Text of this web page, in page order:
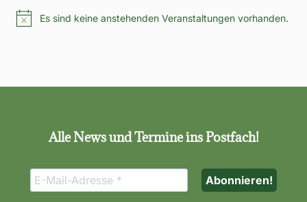
HinweisEs sind keine anstehenden Veranstaltungen vorhanden.
Alle News und Termine ins Postfach!